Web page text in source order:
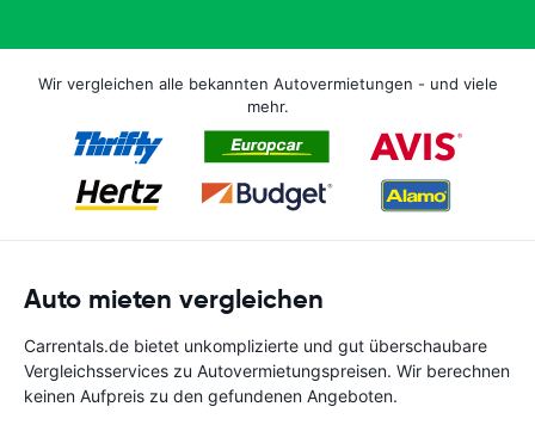
Wir vergleichen alle bekannten Autovermietungen - und viele
mehr.
Auto mieten vergleichen
Carrentals.de bietet unkomplizierte und gut überschaubare
Vergleichsservices zu Autovermietungspreisen. Wir berechnen
keinen Aufpreis zu den gefundenen Angeboten.